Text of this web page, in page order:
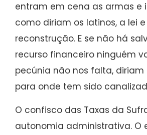
entram em cena as armas e
como diriam os latinos, a lei
reconstrução. E se não há
recurso financeiro ninguém
pecúnia não nos falta, diriam
para onde tem sido
O confisco das Taxas da
autonomia administrativa. O